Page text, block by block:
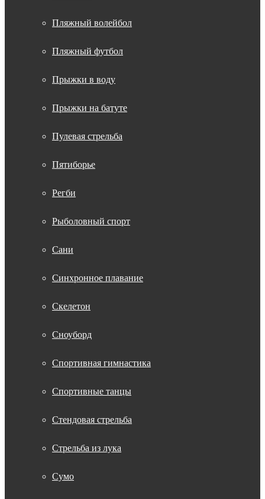
Пляжный волейбол
Пляжный футбол
Прыжки в воду
Прыжки на батуте
Пулевая стрельба
Пятиборье
Регби
Рыболовный спорт
Сани
Синхронное плавание
Скелетон
Сноуборд
Спортивная гимнастика
Спортивные танцы
Стендовая стрельба
Стрельба из лука
Сумо